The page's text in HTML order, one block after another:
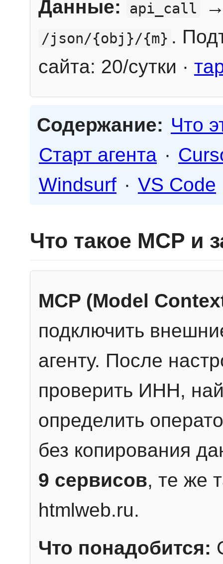
Данные: api_call
/json/{obj}/{m} .
сайта: 20/сутки ·
Содержание: Что
Старт агента ·
Windsurf · VS Code
Что такое MCP и
MCP (Model
подключить
агенту. После
проверить ИНН,
определить
без копирования
9 сервисов, те же
htmlweb.ru.
Что понадобится: